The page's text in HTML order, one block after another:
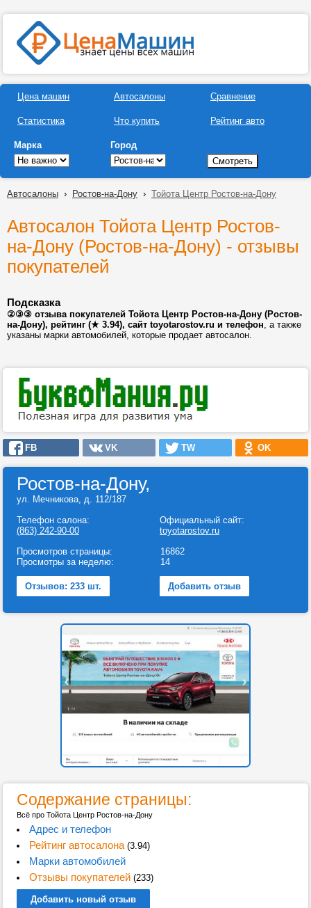
Цена машин
Статистика
Автосалоны
Что купить
Сравнение
Рейтинг авто
Марка Город
Автосалоны › Ростов-на-Дону › Тойота Центр Ростов-на-Дону
Автосалон Тойота Центр Ростов-
на-Дону (Ростов-на-Дону) - отзывы
покупателей
Подсказка
②③③ отзыва покупателей Тойота Центр Ростов-на-Дону (Ростов-
на-Дону), рейтинг (★ 3.94), сайт toyotarostov.ru и телефон, а также
указаны марки автомобилей, которые продает автосалон.
FB VK TW OK
Ростов-на-Дону,
ул. Мечникова, д. 112/187
Телефон салона:
(863) 242-90-00
Официальный сайт:
toyotarostov.ru
Просмотров страницы:
Просмотры за неделю:
16862
14
Отзывов: 233 шт. Добавить отзыв
Содержание страницы:
Всё про Тойота Центр Ростов-на-Дону
Адрес и телефон
Рейтинг автосалона(3.94)
Марки автомобилей
Отзывы покупателей(233)
Добавить новый отзыв